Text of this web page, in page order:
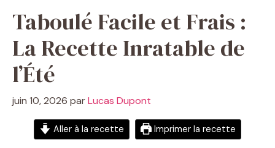
Taboulé Facile et Frais :
La Recette Inratable de
l’Été
juin 10, 2026 parLucas Dupont
Aller à la recette Imprimer la recette